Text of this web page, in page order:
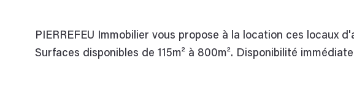
PIERREFEU Immobilier vous propose à la location ces locaux
Surfaces disponibles de 115m² à 800m². Disponibilité